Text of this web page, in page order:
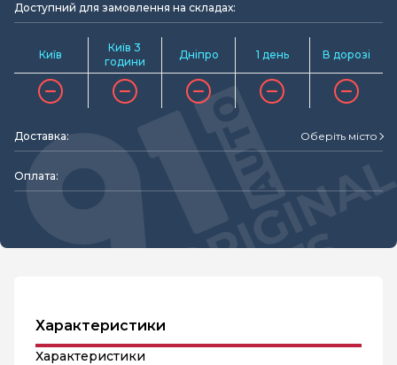
Доступний для замовлення на складах:
Київ
Київ 3
години
Дніпро 1 день В дорозі
Доставка: Оберіть місто
Оплата:
Характеристики
Характеристики